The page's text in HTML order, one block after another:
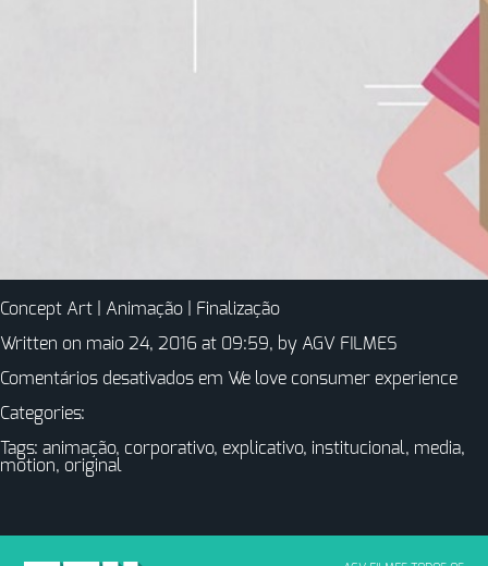
Concept Art | Animação | Finalização
Written on maio 24, 2016 at 09:59, by AGV FILMES
Comentários desativados em We love consumer experience
Categories:
Tags: animação, corporativo, explicativo, institucional, media,
motion, original